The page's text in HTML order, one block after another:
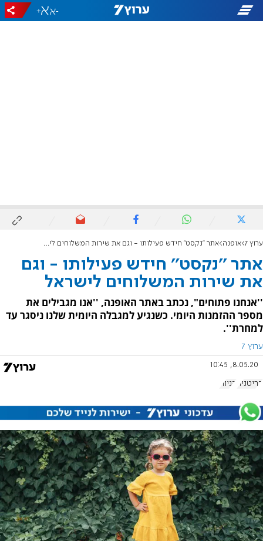
-
+
ערוץ 7 אופנה אתר ''נקסט'' חידש פעילותו - וגם את שירות המשלוחים לישראל
אתר ''נקסט'' חידש פעילותו - וגם
את שירות המשלוחים לישראל
''אנחנו פתוחים", נכתב באתר האופנה, ''אנו מגבילים את
מספר ההזמנות היומי. כשנגיע למגבלה היומית שלנו ניסגר עד
למחרת''.
ערוץ 7
8.05.20, 10:45
בריטניה קניות